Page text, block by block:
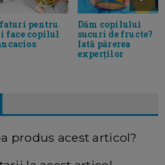
pentru
face copilul
Dăm copilului
sucuri de fructe?
Iată părerea
experților
produs acest articol?